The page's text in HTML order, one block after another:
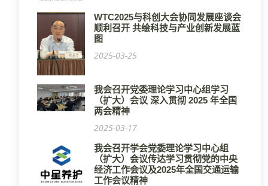
WTC2025与科创大会协同发展座谈会
顺利召开 共绘科技与产业创新发展蓝
图
2025-03-25
我会召开党委理论学习中心组学习
（扩大）会议 深入贯彻 2025 年全国
两会精神
2025-03-17
我会召开学会党委理论学习中心组
（扩大）会议传达学习贯彻党的中央
经济工作会议及2025年全国交通运输
工作会议精神